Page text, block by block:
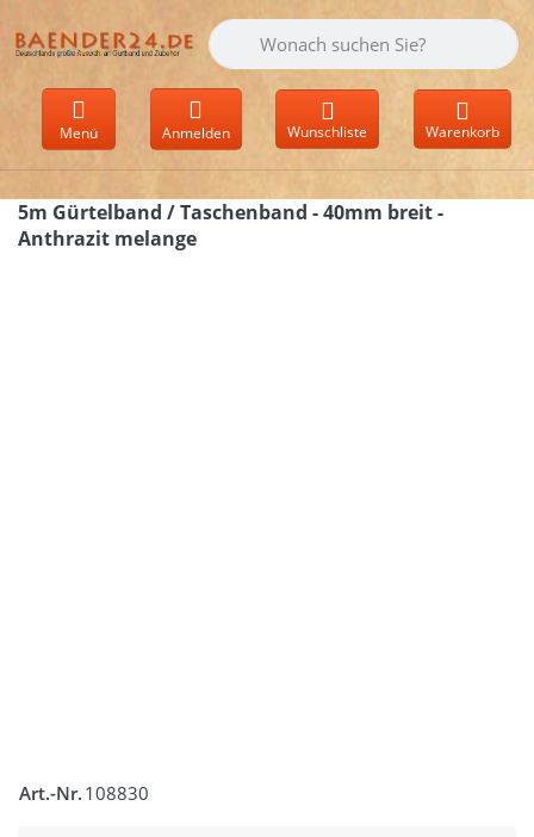
Geben Sie einen Suchbegriff ein.
Menü Anmelden Wunschliste Warenkorb
5m Gürtelband / Taschenband - 40mm breit -
Anthrazit melange
Art.-Nr. 108830